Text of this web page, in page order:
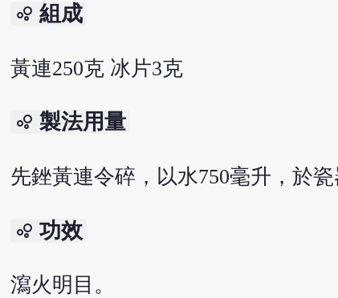
bubble_chart 組成
黃連250克 冰片3克
bubble_chart 製法用量
先銼黃連令碎，以水750毫升，於
bubble_chart 功效
瀉火明目。